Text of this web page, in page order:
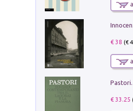
€ 38 (€
€ 33.25